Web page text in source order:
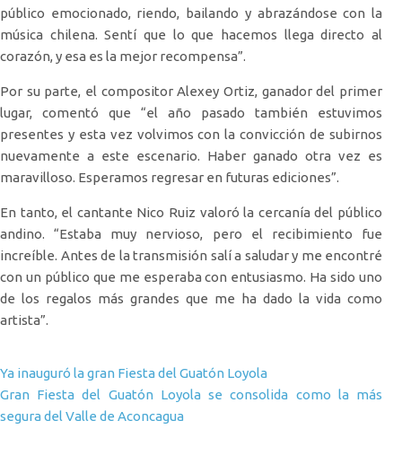
público emocionado, riendo, bailando y abrazándose con la
música chilena. Sentí que lo que hacemos llega directo al
corazón, y esa es la mejor recompensa”.
Por su parte, el compositor Alexey Ortiz, ganador del primer
lugar, comentó que “el año pasado también estuvimos
presentes y esta vez volvimos con la convicción de subirnos
nuevamente a este escenario. Haber ganado otra vez es
maravilloso. Esperamos regresar en futuras ediciones”.
En tanto, el cantante Nico Ruiz valoró la cercanía del público
andino. “Estaba muy nervioso, pero el recibimiento fue
increíble. Antes de la transmisión salí a saludar y me encontré
con un público que me esperaba con entusiasmo. Ha sido uno
de los regalos más grandes que me ha dado la vida como
artista”.
Navegación de entradas
Ya inauguró la gran Fiesta del Guatón Loyola
Gran Fiesta del Guatón Loyola se consolida como la más
segura del Valle de Aconcagua